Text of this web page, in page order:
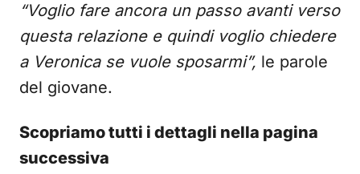
“Voglio fare ancora un passo avanti verso
questa relazione e quindi voglio chiedere
a Veronica se vuole sposarmi”, le parole
del giovane.
Scopriamo tutti i dettagli nella pagina
successiva